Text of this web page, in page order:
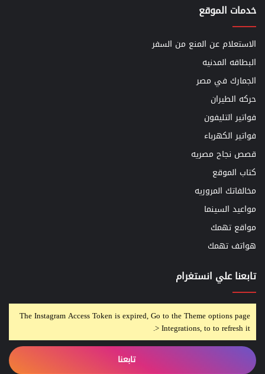
خدمات الموقع
الاستعلام عن المنع من السفر
البطاقه المدنيه
الجمارك في مصر
حركه الطيران
فواتير التليفون
فواتير الكهرباء
قصص نجاح مصريه
كتاب الموقع
مخالفاتك المروريه
مواعيد السينما
مواقع تهمك
هواتف تهمك
تابعنا علي انستغرام
The Instagram Access Token is expired, Go to the Theme options page
> Integrations, to to refresh it.
تابعنا